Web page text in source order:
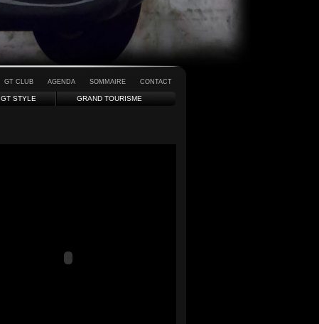
GT CLUB AGENDA SOMMAIRE CONTACT
GT STYLE GRAND TOURISME